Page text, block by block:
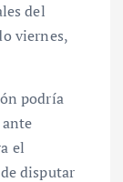
del
viernes,
podría
el
disputar